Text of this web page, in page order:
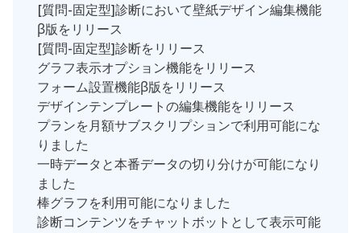
[質問-固定型]診断において壁紙デザイン編集機能
β版をリリース
[質問-固定型]診断をリリース
グラフ表示オプション機能をリリース
フォーム設置機能β版をリリース
デザインテンプレートの編集機能をリリース
プランを月額サブスクリプションで利用可能にな
りました
一時データと本番データの切り分けが可能になり
ました
棒グラフを利用可能になりました
診断コンテンツをチャットボットとして表示可能